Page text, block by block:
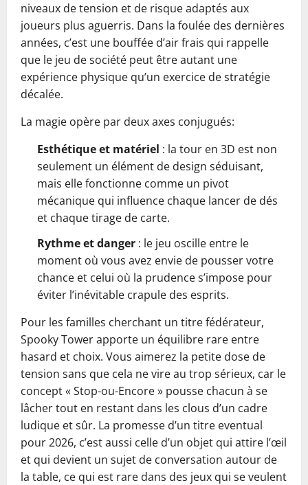
niveaux de tension et de risque adaptés aux
joueurs plus aguerris. Dans la foulée des dernières
années, c’est une bouffée d’air frais qui rappelle
que le jeu de société peut être autant une
expérience physique qu’un exercice de stratégie
décalée.
La magie opère par deux axes conjugués:
Esthétique et matériel : la tour en 3D est non
seulement un élément de design séduisant,
mais elle fonctionne comme un pivot
mécanique qui influence chaque lancer de dés
et chaque tirage de carte.
Rythme et danger : le jeu oscille entre le
moment où vous avez envie de pousser votre
chance et celui où la prudence s’impose pour
éviter l’inévitable crapule des esprits.
Pour les familles cherchant un titre fédérateur,
Spooky Tower apporte un équilibre rare entre
hasard et choix. Vous aimerez la petite dose de
tension sans que cela ne vire au trop sérieux, car le
concept « Stop-ou-Encore » pousse chacun à se
lâcher tout en restant dans les clous d’un cadre
ludique et sûr. La promesse d’un titre eventual
pour 2026, c’est aussi celle d’un objet qui attire l’œil
et qui devient un sujet de conversation autour de
la table, ce qui est rare dans des jeux qui se veulent